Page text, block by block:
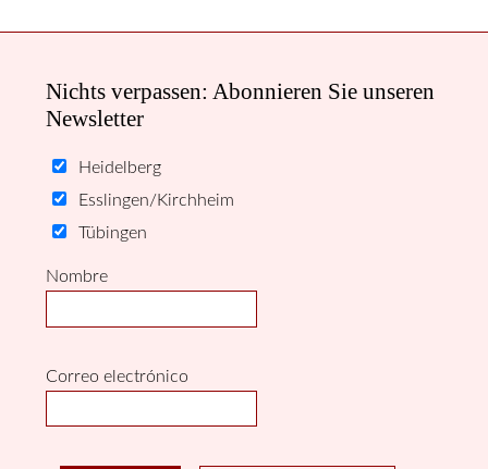
Nichts verpassen: Abonnieren Sie unseren
Newsletter
Heidelberg
Esslingen/Kirchheim
Tübingen
Nombre
Correo electrónico